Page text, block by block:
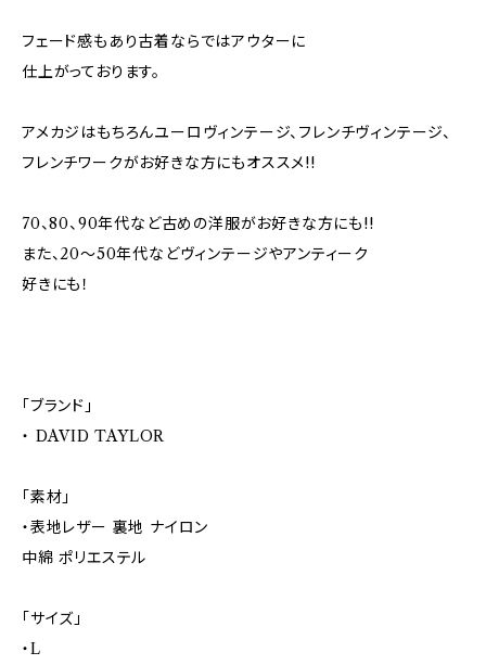
フェード感もあり古着ならではアウターに
仕上がっております。
アメカジはもちろんユーロヴィンテージ、フレンチヴィンテージ、
フレンチワークがお好きな方にもオススメ!!
70、80、90年代など古めの洋服がお好きな方にも!!
また、20～50年代などヴィンテージやアンティーク
好きにも！
「ブランド」
・ DAVID TAYLOR
「素材」
・表地レザー 裏地 ナイロン
中綿 ポリエステル
「サイズ」
・L